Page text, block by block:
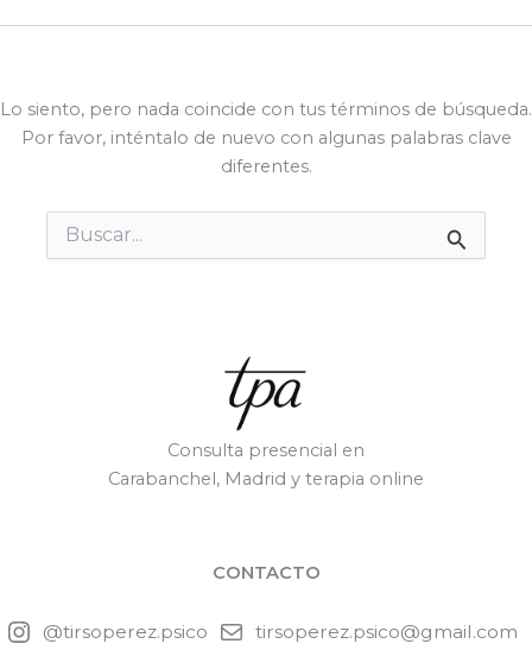
Lo siento, pero nada coincide con tus términos de búsqueda.
Por favor, inténtalo de nuevo con algunas palabras clave
diferentes.
Buscar
por:
Consulta presencial en
Carabanchel, Madrid y terapia online
CONTACTO
@tirsoperez.psico tirsoperez.psico@gmail.com